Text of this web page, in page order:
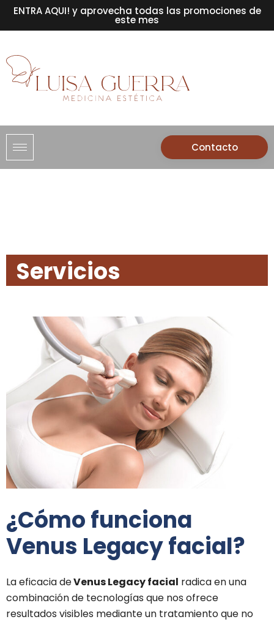
ENTRA AQUI! y aprovecha todas las promociones de
este mes
Contacto
¿Cómo funciona
Venus Legacy facial?
La eficacia deVenus Legacy facial radica en una
combinación de tecnologías que nos ofrece
resultados visibles mediante un tratamiento que no
Servicios